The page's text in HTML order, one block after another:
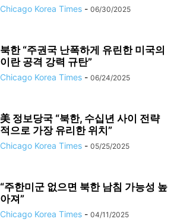
Chicago Korea Times - 06/30/2025
북한 “주권국 난폭하게 유린한 미국의
이란 공격 강력 규탄”
Chicago Korea Times - 06/24/2025
美 정보당국 “북한, 수십년 사이 전략
적으로 가장 유리한 위치”
Chicago Korea Times - 05/25/2025
“주한미군 없으면 북한 남침 가능성 높
아져”
Chicago Korea Times - 04/11/2025